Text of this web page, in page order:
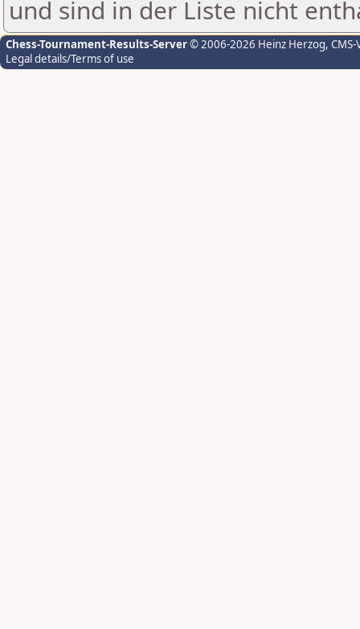
und sind in der Liste nicht
Chess-Tournament-Results-Server© 2006-2026 Heinz Herzog,
Legal details/Terms of use